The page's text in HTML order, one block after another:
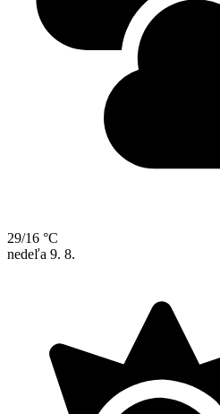
29/16 °C
nedeľa 9. 8.